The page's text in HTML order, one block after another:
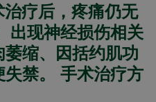
疗后，疼痛仍无
出现神经损伤相关
缩、因括约肌功
禁。 手术治疗方